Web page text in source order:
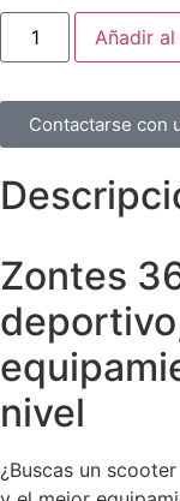
Añadir
Contactarse con
Zontes
nivel
¿Buscas un